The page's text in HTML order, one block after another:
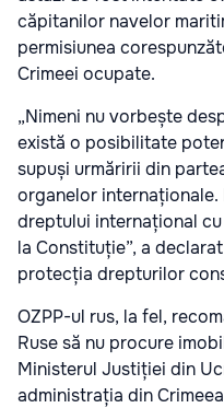
căpitanilor navelor
permisiunea
Crimeei ocupate.
„Nimeni nu vorbește
există o posibilitate
supuși urmăririi din
organelor
dreptului internațional
la Constituție”, a
protecția drepturilor
OZPP-ul rus, la fel,
Ruse să nu procure
Ministerul Justiției din
administrația din